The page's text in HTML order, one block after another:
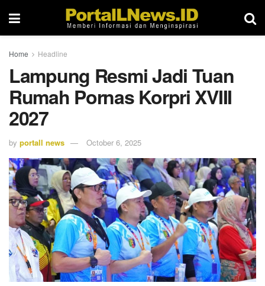
Home Headline
Lampung Resmi Jadi Tuan
Rumah Pornas Korpri XVIII
2027
by portall news October 6, 2025